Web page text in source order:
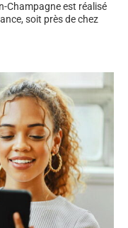
Champagne est réalisé
soit près de chez